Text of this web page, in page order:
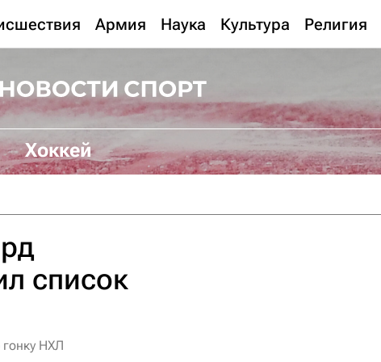
Армия Наука Культура Религия
Хоккей
список
НХЛ